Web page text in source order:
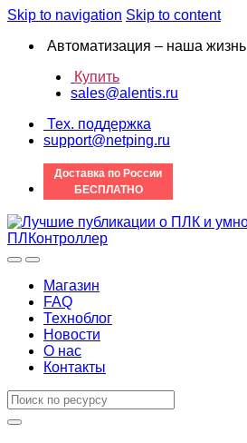
Skip to navigation Skip to content
Автоматизация – наша жизнь
Купить
sales@alentis.ru
Тех. поддержка
support@netping.ru
Доставка по России
БЕСПЛАТНО
Магазин
FAQ
Техноблог
Новости
О нас
Контакты